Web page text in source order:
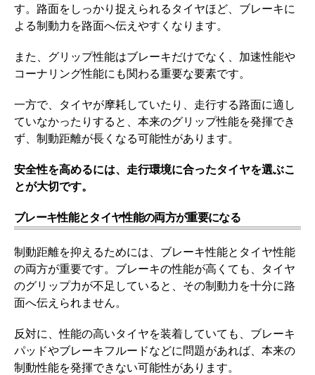
す。路面をしっかり捉えられるタイヤほど、ブレーキに
よる制動力を路面へ伝えやすくなります。
また、グリップ性能はブレーキだけでなく、加速性能や
コーナリング性能にも関わる重要な要素です。
一方で、タイヤが摩耗していたり、走行する路面に適し
ていなかったりすると、本来のグリップ性能を発揮でき
ず、制動距離が長くなる可能性があります。
安全性を高めるには、走行環境に合ったタイヤを選ぶこ
とが大切です。
ブレーキ性能とタイヤ性能の両方が重要になる
制動距離を抑えるためには、ブレーキ性能とタイヤ性能
の両方が重要です。ブレーキの性能が高くても、タイヤ
のグリップ力が不足していると、その制動力を十分に路
面へ伝えられません。
反対に、性能の高いタイヤを装着していても、ブレーキ
パッドやブレーキフルードなどに問題があれば、本来の
制動性能を発揮できない可能性があります。